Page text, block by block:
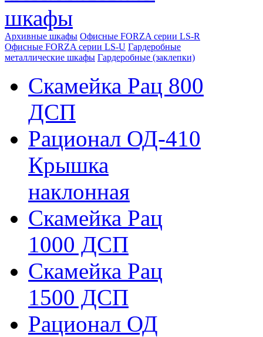
шкафы
Архивные шкафы Офисные FORZA серии LS-R
Офисные FORZA серии LS-U Гардеробные
металлические шкафы Гардеробные (заклепки)
Скамейка Рац 800
ДСП
Рационал ОД-410
Крышка
наклонная
Скамейка Рац
1000 ДСП
Скамейка Рац
1500 ДСП
Рационал ОД